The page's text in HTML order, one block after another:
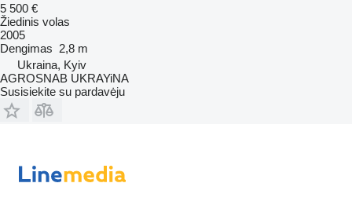
5 500 €
Žiedinis volas
2005
Dengimas 2,8 m
Ukraina, Kyiv
AGROSNAB UKRAYiNA
Susisiekite su pardavėju